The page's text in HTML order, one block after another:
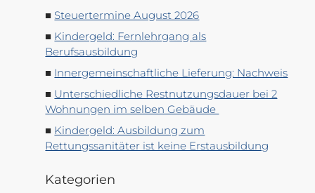
Steuertermine August 2026
Kindergeld: Fernlehrgang als
Berufsausbildung
Innergemeinschaftliche Lieferung: Nachweis
Unterschiedliche Restnutzungsdauer bei 2
Wohnungen im selben Gebäude
Kindergeld: Ausbildung zum
Rettungssanitäter ist keine Erstausbildung
Kategorien